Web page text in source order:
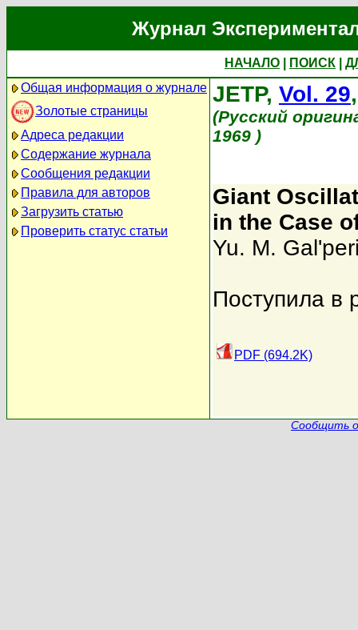
Журнал
НАЧАЛО ПОИСК
Общая информация о журнале
Золотые страницы
Адреса редакции
Содержание журнала
Сообщения редакции
Правила для авторов
Загрузить статью
Проверить статус статьи
JETP, Vol. 29
(Русский
1969 )
Giant
in the Case
Yu. M.
Поступила в
PDF (694.2K)
Сообщить о